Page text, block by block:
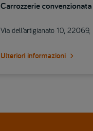
Carrozzerie
Via dell’artigianato 10, 22069,
Ulteriori informazioni